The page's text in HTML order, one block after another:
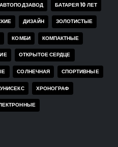
АВТОПОДЗАВОД БАТАРЕЯ 10 ЛЕТ
ДИЗАЙН ЗОЛОТИСТЫЕ
КОМБИ КОМПАКТНЫЕ
ОТКРЫТОЕ СЕРДЦЕ
СОЛНЕЧНАЯ СПОРТИВНЫЕ
УНИСЕКС ХРОНОГРАФ